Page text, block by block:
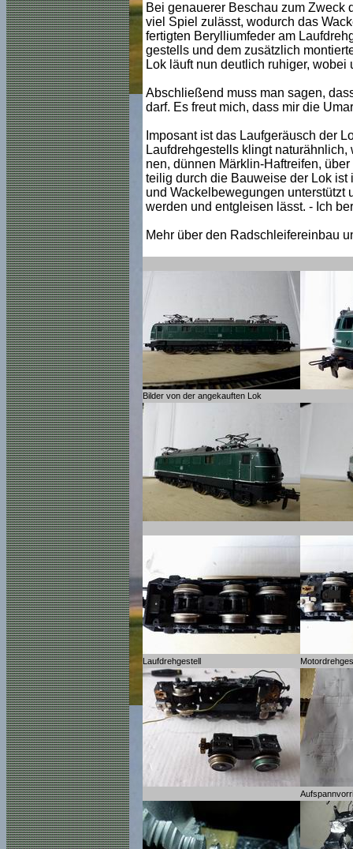
Bei genauerer Beschau zum Zweck
viel Spiel zulässt, wodurch das
fertigten Berylliumfeder am
gestells und dem zusätzlich
Lok läuft nun deutlich ruhiger,
Abschließend muss man sagen,
darf. Es freut mich, dass mir die
Imposant ist das Laufgeräusch der
Laufdrehgestells klingt
nen, dünnen Märklin-Haftreifen,
teilig durch die Bauweise der Lok
und Wackelbewegungen unterstützt
werden und entgleisen lässt. - Ich
Mehr über den Radschleifereinbau
Bilder von der angekauften Lok
Laufdrehgestell